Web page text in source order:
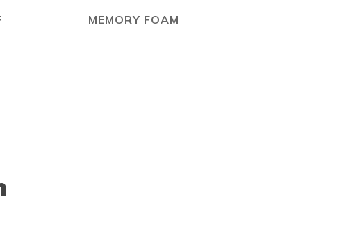
MEMORY FOAM